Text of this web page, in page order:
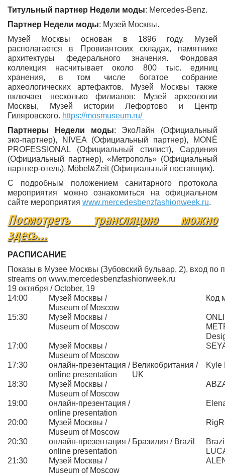
Титульный партнер Недели моды: Mercedes-Benz.
Партнер Недели моды: Музей Москвы.
Музей Москвы основан в 1896 году. Музей
располагается в Провиантских складах, памятнике
архитектуры федерального значения. Фондовая
коллекция насчитывает около 800 тыс. единиц
хранения, в том числе богатое собрание
археологических артефактов. Музей Москвы также
включает несколько филиалов: Музей археологии
Москвы, Музей истории Лефортово и Центр
Гиляровского. https://mosmuseum.ru/
Партнеры Недели моды: ЭкоЛайн (Официальный
эко-партнер), NIVEA (Официальный партнер), MONÉ
PROFESSIONAL (Официальный стилист), Сардиния
(Официальный партнер), «Метрополь» (Официальный
партнер-отель), Möbel&Zeit (Официальный поставщик).
С подробным положением санитарного протокола
мероприятия можно ознакомиться на официальном
сайте мероприятия www.mercedesbenzfashionweek.ru.
Посмотреть трансляцию можно
здесь...
РАСПИСАНИЕ
Показы в Музее Москвы (Зубовский бульвар, 2), вход по
streams on www.mercedesbenzfashionweek.ru
19 октября / October, 19
14:00
Музей Москвы /
Museum of Moscow
Код
15:30
Музей Москвы /
Museum of Moscow
17:00
Музей Москвы /
Museum of Moscow
17:30
онлайн-презентация /
online presentation
Великобритания /
UK
Kyle
18:30
Музей Москвы /
Museum of Moscow
19:00
онлайн-презентация /
online presentation
20:00
Музей Москвы /
Museum of Moscow
20:30
онлайн-презентация /
online presentation
Бразилия / Brazil
21:30
Музей Москвы /
Museum of Moscow